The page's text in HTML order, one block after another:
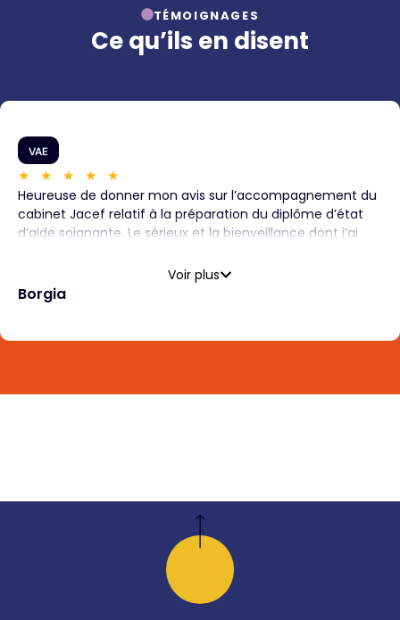
TÉMOIGNAGES
Ce qu’ils en disent
★ ★
de donner mon avis sur l’accompagnement du
Jacef relatif à la préparation du diplôme d’état
Le sérieux et la bienveillance dont j’ai
jusqu’à l’accomplissement de mon projet.
c’est la réussite assurée. Je recommande
Une nouvelle diplômée grâce au cabinet Jacef.